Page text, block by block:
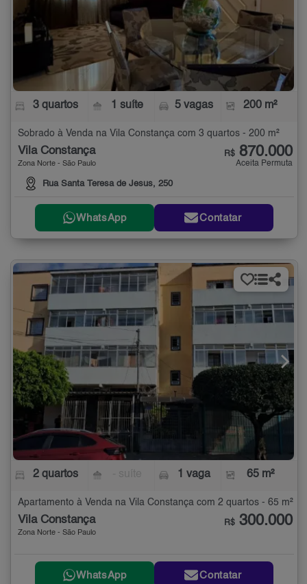
3 quartos 1 suíte 5 vagas 200 m²
Sobrado à Venda na Vila Constança com 3 quartos - 200 m²
Vila Constança
Zona Norte - São Paulo
Rua Santa Teresa de Jesus, 250
R$ 870.000
Aceita Permuta
WhatsApp Contatar
2 quartos 1 vaga 65 m²
Apartamento à Venda na Vila Constança com 2 quartos - 65 m²
Vila Constança
Zona Norte - São Paulo
R$ 300.000
WhatsApp Contatar